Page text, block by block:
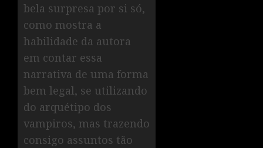
bela surpresa por si só,
como mostra a
habilidade da autora
em contar essa
narrativa de uma forma
bem legal, se utilizando
do arquétipo dos
vampiros, mas trazendo
consigo assuntos tão